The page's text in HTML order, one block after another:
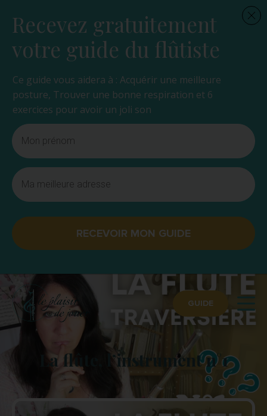
GUIDE
La flûte, l’instrument n°1
Recevez gratuitement
votre guide du flûtiste
Ce guide vous aidera à : Acquérir une meilleure
posture, Trouver une bonne respiration et 6
exercices pour avoir un joli son
RECEVOIR MON GUIDE